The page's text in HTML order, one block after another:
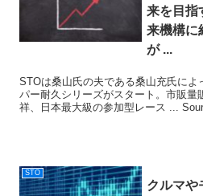
来を目
来機構に
が ...
STOは桑山氏の夫である桑山充氏によ
パー耐久シリーズがスタート。市販量
祥、日本最大級の参加型レース ...
STO
クルマや